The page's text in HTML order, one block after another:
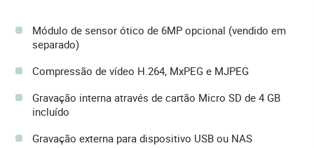
Módulo de sensor ótico de 6MP opcional (vendido em
separado)
Compressão de vídeo H.264, MxPEG e MJPEG
Gravação interna através de cartão Micro SD de 4 GB
incluído
Gravação externa para dispositivo USB ou NAS